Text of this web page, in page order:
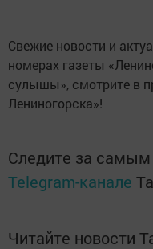
Свежие новости и
номерах газеты
сулышы», смотрите в
Лениногорска»!
Следите за
Telegram-канале
Читайте новости